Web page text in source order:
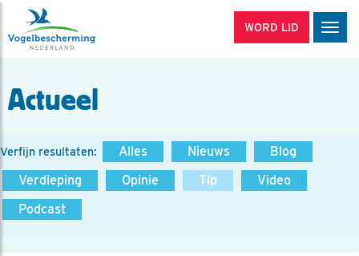
WORD LID
Actueel
Verfijn resultaten: Alles Nieuws
Blog
Verdieping
Opinie Tip
Video
Podcast